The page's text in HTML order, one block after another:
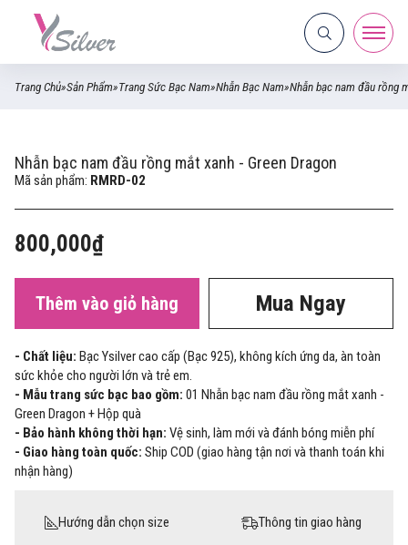
Trang Chủ»Sản Phẩm»Trang Sức Bạc Nam»Nhẫn Bạc Nam»Nhẫn bạc nam đầu rồng
Nhẫn bạc nam đầu rồng mắt xanh - Green Dragon
Mã sản phẩm: RMRD-02
800,000₫
Thêm vào giỏ hàng Mua Ngay
- Chất liệu: Bạc Ysilver cao cấp (Bạc 925), không kích ứng da, àn toàn
sức khỏe cho người lớn và trẻ em.
- Mẫu trang sức bạc bao gồm: 01 Nhẫn bạc nam đầu rồng mắt xanh -
Green Dragon + Hộp quà
- Bảo hành không thời hạn: Vệ sinh, làm mới và đánh bóng miễn phí
- Giao hàng toàn quốc: Ship COD (giao hàng tận nơi và thanh toán khi
nhận hàng)
Hướng dẫn chọn size Thông tin giao hàng